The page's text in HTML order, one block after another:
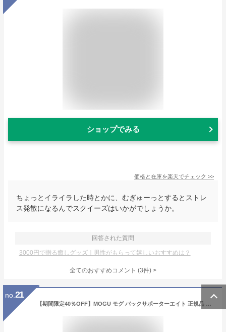
ショップでみる
価格と在庫を楽天でチェック >>
ちょっとイライラした時とかに、むぎゅーっとするとストレ
ス発散になるんでスクイーズはいかがでしょうか。
回答された質問
3000円で贈る癒しグッズ｜男性がもらって嬉しいおすすめは？
全てのおすすめコメント (3件) >
no. 21
【期間限定40％OFF】MOGU モグ バックサポーターエイト 正規品 日本製 パウダービーズ BACK SUPPORTER 8の字型 サポーター 背当て クッション デスクワーク 在宅 無地 ブラック ライトグリーン オレンジ ロイヤルブルー レッド【クリスマス】